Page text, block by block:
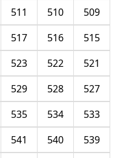
509
510
511
515
516
517
521
522
523
527
528
529
533
534
535
539
540
541